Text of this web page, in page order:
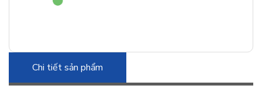
Chi tiết sản phẩm